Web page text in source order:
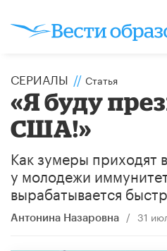
СЕРИАЛЫ // Статья
«Я буду
США!»
Как зумеры приходят
у молодежи
вырабатывается
Антонина Назаровна / 31